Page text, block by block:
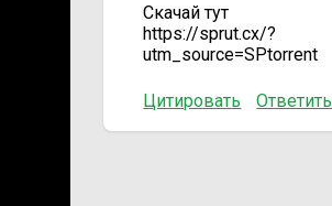
Скачай тут
https://sprut.cx/?
utm_source=SPtorrent
Цитировать Ответить